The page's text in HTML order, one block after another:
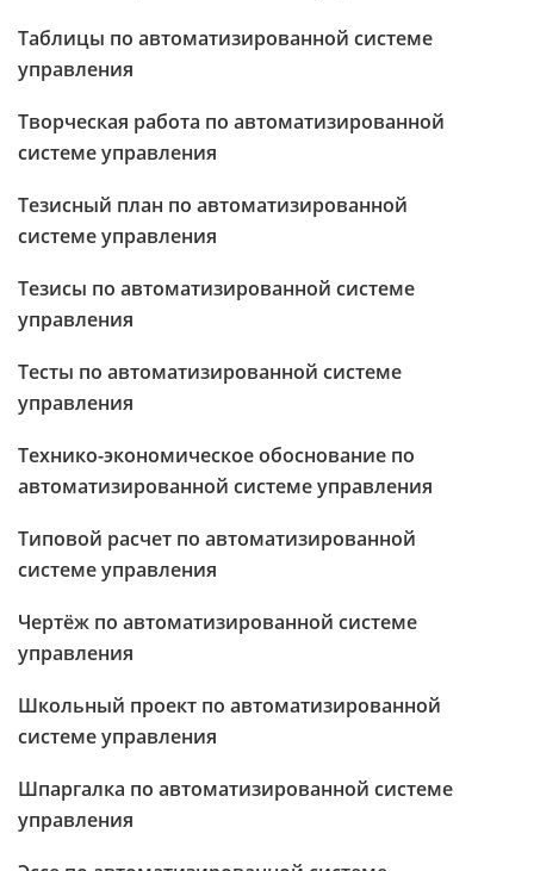
Таблицы по автоматизированной системе
управления
Творческая работа по автоматизированной
системе управления
Тезисный план по автоматизированной
системе управления
Тезисы по автоматизированной системе
управления
Тесты по автоматизированной системе
управления
Технико-экономическое обоснование по
автоматизированной системе управления
Типовой расчет по автоматизированной
системе управления
Чертёж по автоматизированной системе
управления
Школьный проект по автоматизированной
системе управления
Шпаргалка по автоматизированной системе
управления